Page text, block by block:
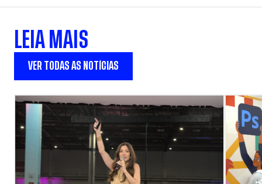
LEIA MAIS
VER TODAS AS NOTÍCIAS